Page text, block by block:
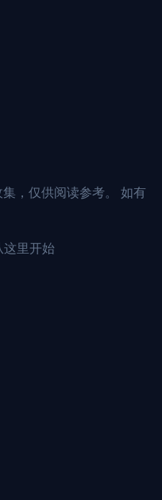
，仅供阅读参考。 如有
这里开始